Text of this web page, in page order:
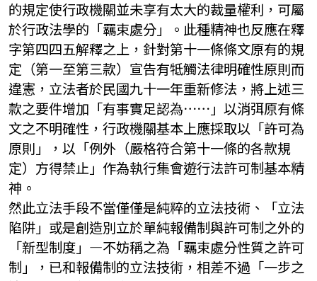
的規定使行政機關並未享有太大的裁量權利，可屬
於行政法學的「羈束處分」。此種精神也反應在釋
字第四四五解釋之上，針對第十一條條文原有的規
定（第一至第三款）宣告有牴觸法律明確性原則而
違憲，立法者於民國九十一年重新修法，將上述三
款之要件增加「有事實足認為⋯⋯」以消弭原有條
文之不明確性，行政機關基本上應採取以「許可為
原則」，以「例外（嚴格符合第十一條的各款規
定）方得禁止」作為執行集會遊行法許可制基本精
神。
然此立法手段不當僅僅是純粹的立法技術、「立法
陷阱」或是創造別立於單純報備制與許可制之外的
「新型制度」—不妨稱之為「羈束處分性質之許可
制」，已和報備制的立法技術，相差不過「一步之